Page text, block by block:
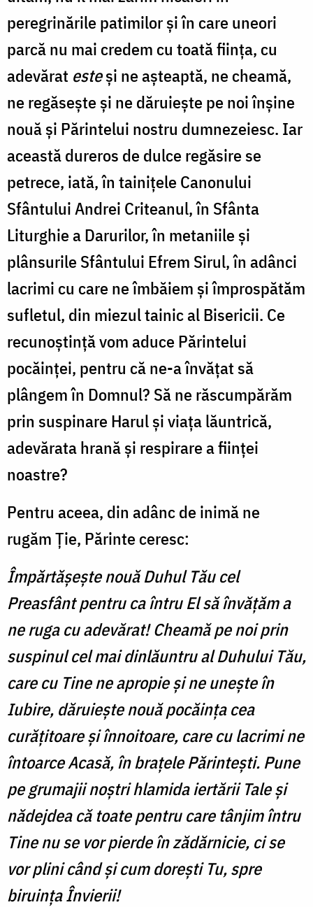
peregrinările patimilor și în care uneori
parcă nu mai credem cu toată ființa, cu
adevărat esteși ne așteaptă, ne cheamă,
ne regăsește și ne dăruiește pe noi înșine
nouă și Părintelui nostru dumnezeiesc. Iar
această dureros de dulce regăsire se
petrece, iată, în tainițele Canonului
Sfântului Andrei Criteanul, în Sfânta
Liturghie a Darurilor, în metaniile și
plânsurile Sfântului Efrem Sirul, în adânci
lacrimi cu care ne îmbăiem și împrospătăm
sufletul, din miezul tainic al Bisericii. Ce
recunoștință vom aduce Părintelui
pocăinței, pentru că ne-a învățat să
plângem în Domnul? Să ne răscumpărăm
prin suspinare Harul și viața lăuntrică,
adevărata hrană și respirare a ființei
noastre?
Pentru aceea, din adânc de inimă ne
rugăm Ție, Părinte ceresc:
Împărtășește nouă Duhul Tău cel
Preasfânt pentru ca întru El să învățăm a
ne ruga cu adevărat! Cheamă pe noi prin
suspinul cel mai dinlăuntru al Duhului Tău,
care cu Tine ne apropie și ne unește în
Iubire, dăruiește nouă pocăința cea
curățitoare și înnoitoare, care cu lacrimi ne
întoarce Acasă, în brațele Părintești. Pune
pe grumajii noștri hlamida iertării Tale și
nădejdea că toate pentru care tânjim întru
Tine nu se vor pierde în zădărnicie, ci se
vor plini când și cum dorești Tu, spre
biruința Învierii!